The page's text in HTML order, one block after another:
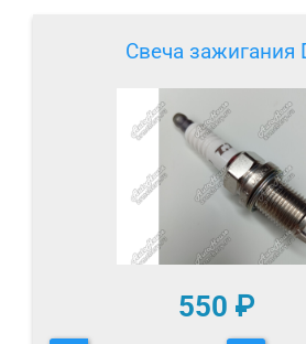
Свеча зажигания
550 ₽